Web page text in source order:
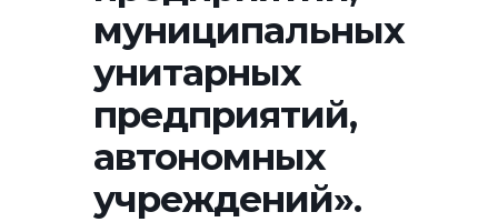
муниципальных
унитарных
предприятий,
автономных
учреждений».